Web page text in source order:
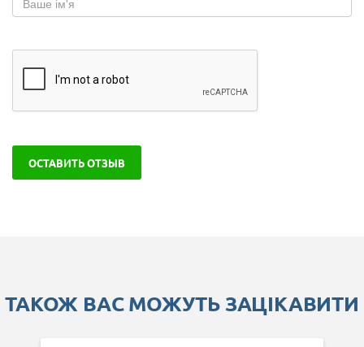
ОСТАВИТЬ ОТЗЫВ
ТАКОЖ ВАС МОЖУТЬ ЗАЦІКАВИТИ